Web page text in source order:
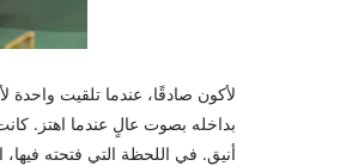
لأكون صادقًا، عندما تلقيت
بداخله بصوت عالٍ عندما اهتز.
أنيق. في اللحظة التي فتحته